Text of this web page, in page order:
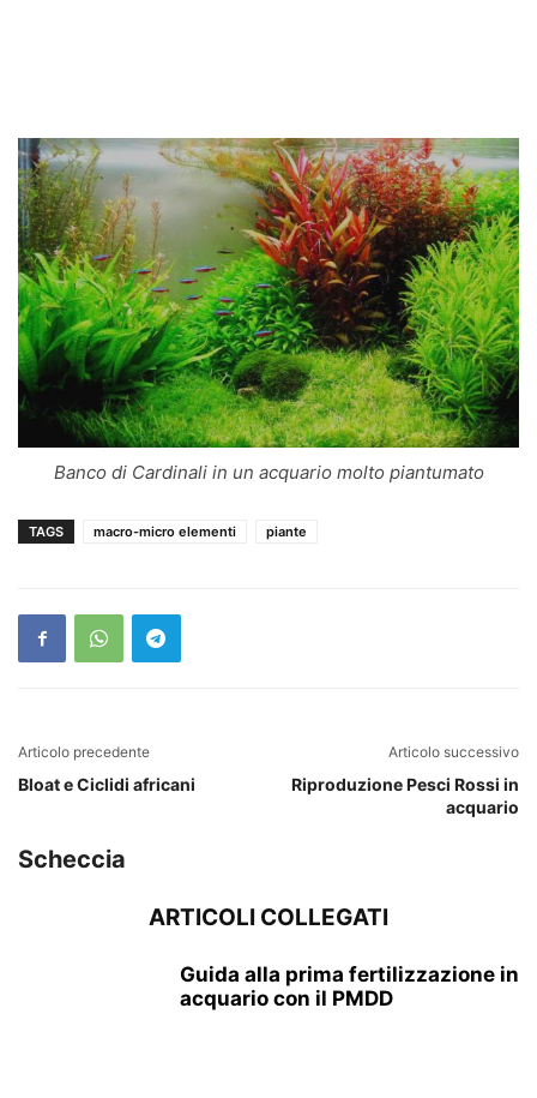
Banco di Cardinali in un acquario molto piantumato
TAGS macro-micro elementi piante
Articolo precedente
Bloat e Ciclidi africani
Articolo successivo
Riproduzione Pesci Rossi in
acquario
Scheccia
ARTICOLI COLLEGATI
Guida alla prima fertilizzazione in
acquario con il PMDD